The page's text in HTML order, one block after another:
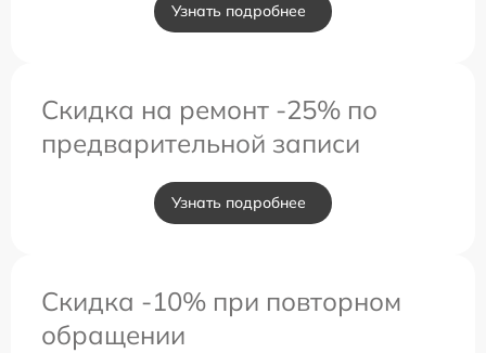
Узнать подробнее
Скидка на ремонт -25% по
предварительной записи
Узнать подробнее
Скидка -10% при повторном
обращении